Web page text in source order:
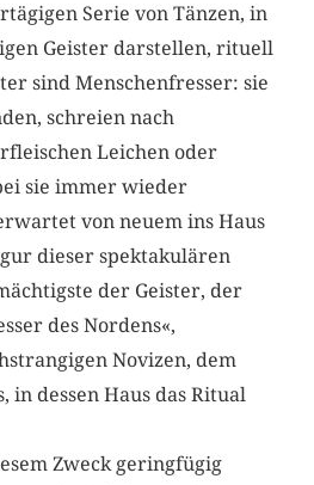
Serie von Tänzen, in
Geister darstellen, rituell
sind Menschenfresser: sie
schreien nach
Leichen oder
sie immer wieder
von neuem ins Haus
dieser spektakulären
der Geister, der
des Nordens«,
Novizen, dem
in dessen Haus das Ritual
Zweck geringfügig